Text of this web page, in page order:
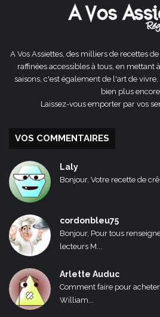
A Vos Assiettes, des milliers de recettes
raffinées accessibles à tous, en mettant
saisons, c'est également de l'art de
bien plus encore
Laissez-vous emporter par vos
VOS COMMENTAIRES
Laly
Bonjour, Votre recette de
cordonbleu75
Bonjour, Pour tous
lecteurs M...
Arlette Auduc
Comment faire pour
William...